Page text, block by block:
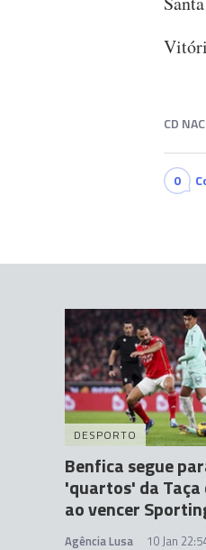
CD
0
DESPORTO
Benfica segue
'quartos' da
ao vencer
Agência Lusa 10 Jan